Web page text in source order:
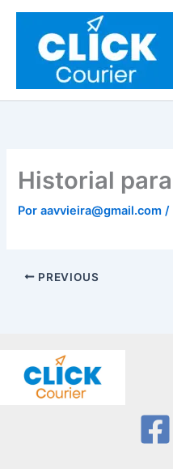
contenido
Historial para
Poraavvieira@gmail.com/
PREVIOUS